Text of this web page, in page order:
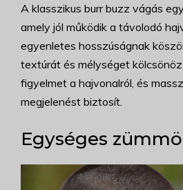
A klasszikus burr buzz vágás
amely jól működik a távolodó
egyenletes hosszúságnak
textúrát és mélységet
figyelmet a hajvonalról, és
megjelenést biztosít.
Egységes